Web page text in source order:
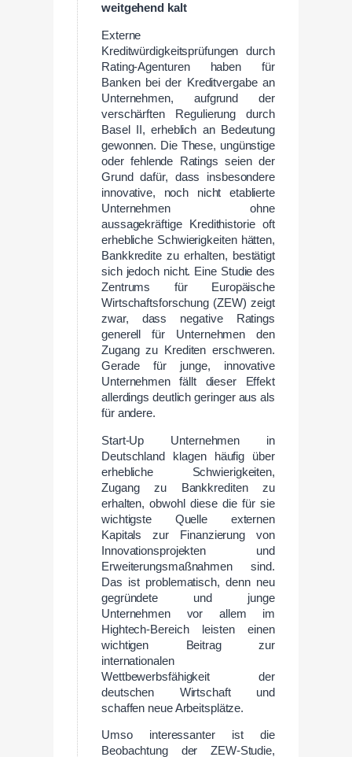
weitgehend kalt
Externe
Kreditwürdigkeitsprüfungen durch
Rating-Agenturen haben für
Banken bei der Kreditvergabe an
Unternehmen, aufgrund der
verschärften Regulierung durch
Basel II, erheblich an Bedeutung
gewonnen. Die These, ungünstige
oder fehlende Ratings seien der
Grund dafür, dass insbesondere
innovative, noch nicht etablierte
Unternehmen ohne
aussagekräftige Kredithistorie oft
erhebliche Schwierigkeiten hätten,
Bankkredite zu erhalten, bestätigt
sich jedoch nicht. Eine Studie des
Zentrums für Europäische
Wirtschaftsforschung (ZEW) zeigt
zwar, dass negative Ratings
generell für Unternehmen den
Zugang zu Krediten erschweren.
Gerade für junge, innovative
Unternehmen fällt dieser Effekt
allerdings deutlich geringer aus als
für andere.
Start-Up Unternehmen in
Deutschland klagen häufig über
erhebliche Schwierigkeiten,
Zugang zu Bankkrediten zu
erhalten, obwohl diese die für sie
wichtigste Quelle externen
Kapitals zur Finanzierung von
Innovationsprojekten und
Erweiterungsmaßnahmen sind.
Das ist problematisch, denn neu
gegründete und junge
Unternehmen vor allem im
Hightech-Bereich leisten einen
wichtigen Beitrag zur
internationalen
Wettbewerbsfähigkeit der
deutschen Wirtschaft und
schaffen neue Arbeitsplätze.
Umso interessanter ist die
Beobachtung der ZEW-Studie,